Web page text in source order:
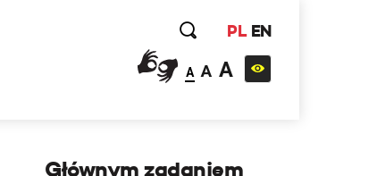
PL EN
A A A
Głównym zadaniem